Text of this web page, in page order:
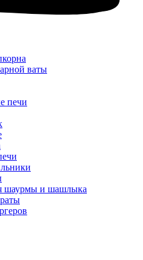
ваты
печи
шаурмы и шашлыка